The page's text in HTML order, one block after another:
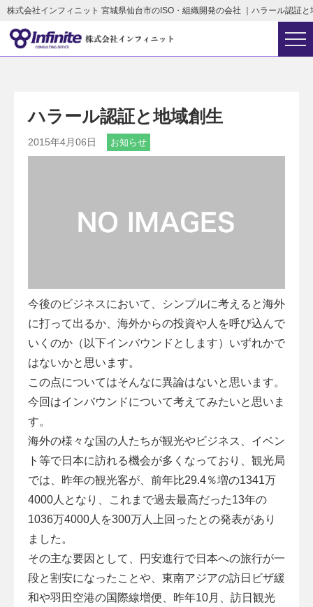
株式会社インフィニット 宮城県仙台市のISO・組織開発の会社 ｜ハラール認証と
ハラール認証と地域創生
2015年4月06日 お知らせ
今後のビジネスにおいて、シンプルに考えると海外
に打って出るか、海外からの投資や人を呼び込んで
いくのか（以下インバウンドとします）いずれかで
はないかと思います。
この点についてはそんなに異論はないと思います。
今回はインバウンドについて考えてみたいと思いま
す。
海外の様々な国の人たちが観光やビジネス、イベン
ト等で日本に訪れる機会が多くなっており、観光局
では、昨年の観光客が、前年比29.4％増の1341万
4000人となり、これまで過去最高だった13年の
1036万4000人を300万人上回ったとの発表があり
ました。
その主な要因として、円安進行で日本への旅行が一
段と割安になったことや、東南アジアの訪日ビザ緩
和や羽田空港の国際線増便、昨年10月、訪日観光